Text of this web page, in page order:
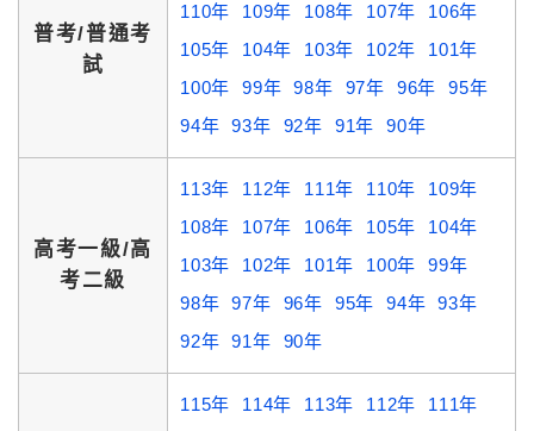
普考/普通考
試
110年
109年 108年 107年
106年
105年
104年 103年 102年
101年
100年
99年 98年 97年 96年
95年
94年
93年 92年 91年 90年
高考一級/高
考二級
113年 112年 111年 110年
109年
108年
107年 106年 105年
104年
103年
102年 101年 100年
99年
98年
97年 96年 95年 94年
93年
92年
91年 90年
115年 114年 113年 112年
111年